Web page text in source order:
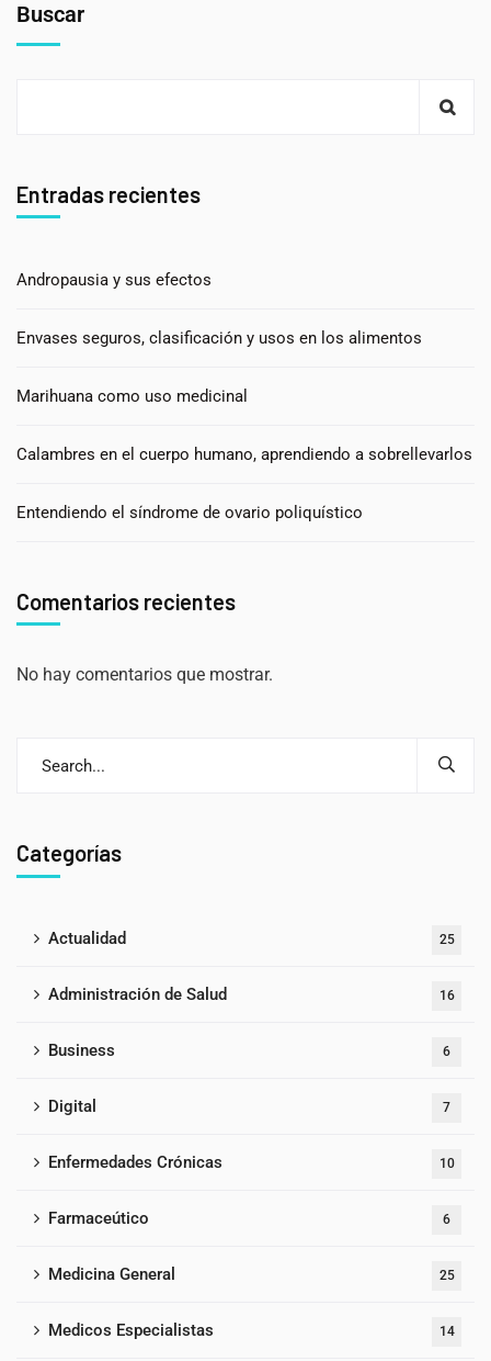
Buscar
Entradas recientes
Andropausia y sus efectos
Envases seguros, clasificación y usos en los alimentos
Marihuana como uso medicinal
Calambres en el cuerpo humano, aprendiendo a sobrellevarlos
Entendiendo el síndrome de ovario poliquístico
Comentarios recientes
No hay comentarios que mostrar.
Categorías
Actualidad 25
Administración de Salud 16
Business 6
Digital 7
Enfermedades Crónicas 10
Farmaceútico 6
Medicina General 25
Medicos Especialistas 14